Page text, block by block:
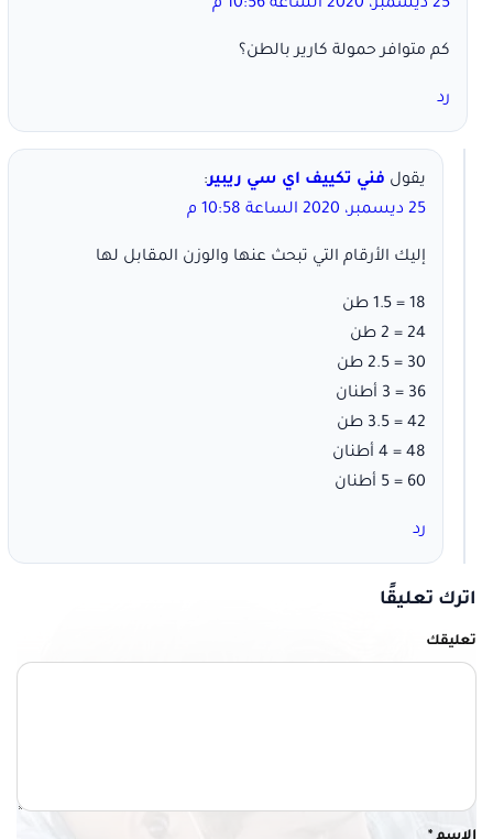
25 ديسمبر، 2020 الساعة 10:56 م
كم متوافر حمولة كارير بالطن؟
رد
يقول فني تكييف اي سي ريبير:
25 ديسمبر، 2020 الساعة 10:58 م
إليك الأرقام التي تبحث عنها والوزن المقابل لها
18 = 1.5 طن
24 = 2 طن
30 = 2.5 طن
36 = 3 أطنان
42 = 3.5 طن
48 = 4 أطنان
60 = 5 أطنان
رد
اترك تعليقًا
تعليقك